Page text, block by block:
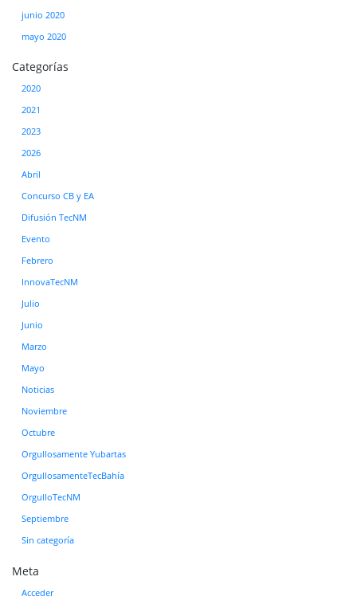
junio 2020
mayo 2020
Categorías
2020
2021
2023
2026
Abril
Concurso CB y EA
Difusión TecNM
Evento
Febrero
InnovaTecNM
Julio
Junio
Marzo
Mayo
Noticias
Noviembre
Octubre
Orgullosamente Yubartas
OrgullosamenteTecBahía
OrgulloTecNM
Septiembre
Sin categoría
Meta
Acceder